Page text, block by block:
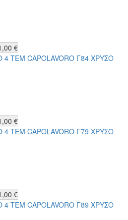
€
ΤΕΜ CAPOLAVORO Γ84 ΧΡΥΣΟ
€
ΤΕΜ CAPOLAVORO Γ79 ΧΡΥΣΟ
€
ΤΕΜ CAPOLAVORO Γ89 ΧΡΥΣΟ